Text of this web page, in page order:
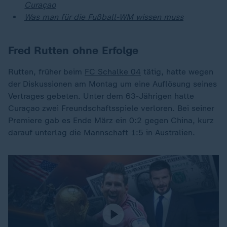
Curaçao
Was man für die Fußball-WM wissen muss
Fred Rutten ohne Erfolge
Rutten, früher beim FC Schalke 04 tätig, hatte wegen
der Diskussionen am Montag um eine Auflösung seines
Vertrages gebeten. Unter dem 63-Jährigen hatte
Curaçao zwei Freundschaftsspiele verloren. Bei seiner
Premiere gab es Ende März ein 0:2 gegen China, kurz
darauf unterlag die Mannschaft 1:5 in Australien.